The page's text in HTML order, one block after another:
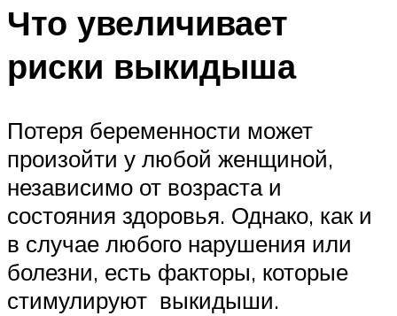
Что увеличивает
риски выкидыша
Потеря беременности может
произойти у любой женщиной,
независимо от возраста и
состояния здоровья. Однако, как и
в случае любого нарушения или
болезни, есть факторы, которые
стимулируют выкидыши.